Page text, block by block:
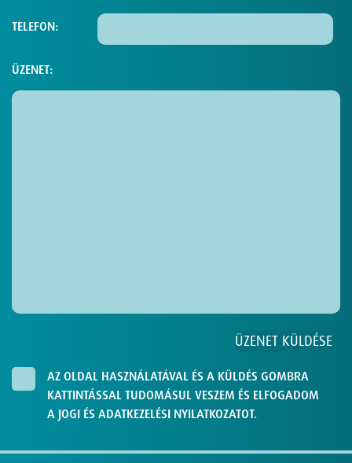
TELEFON:
ÜZENET:
AZ OLDAL HASZNÁLATÁVAL ÉS A KÜLDÉS GOMBRA
KATTINTÁSSAL TUDOMÁSUL VESZEM ÉS ELFOGADOM
A JOGI ÉS ADATKEZELÉSI NYILATKOZATOT.